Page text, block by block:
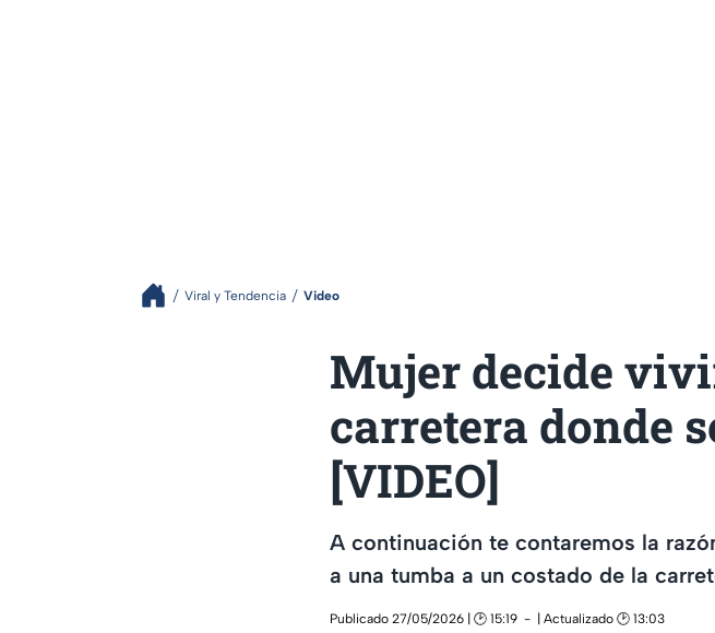
Viral y Tendencia Video
Mujer decide
carretera donde
[VIDEO]
A continuación te contaremos la
a una tumba a un costado de la
Publicado 27/05/2026 | 🕑 15:19
| Actualizado 🕑 13:03